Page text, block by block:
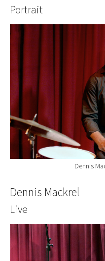
Portrait
Show larger version for:
Dennis
Dennis Mackrel
Live
Show larger version for: